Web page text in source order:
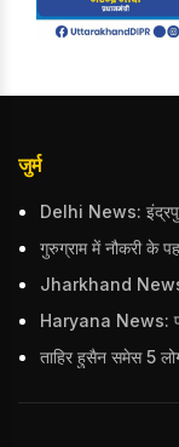
जुर्म